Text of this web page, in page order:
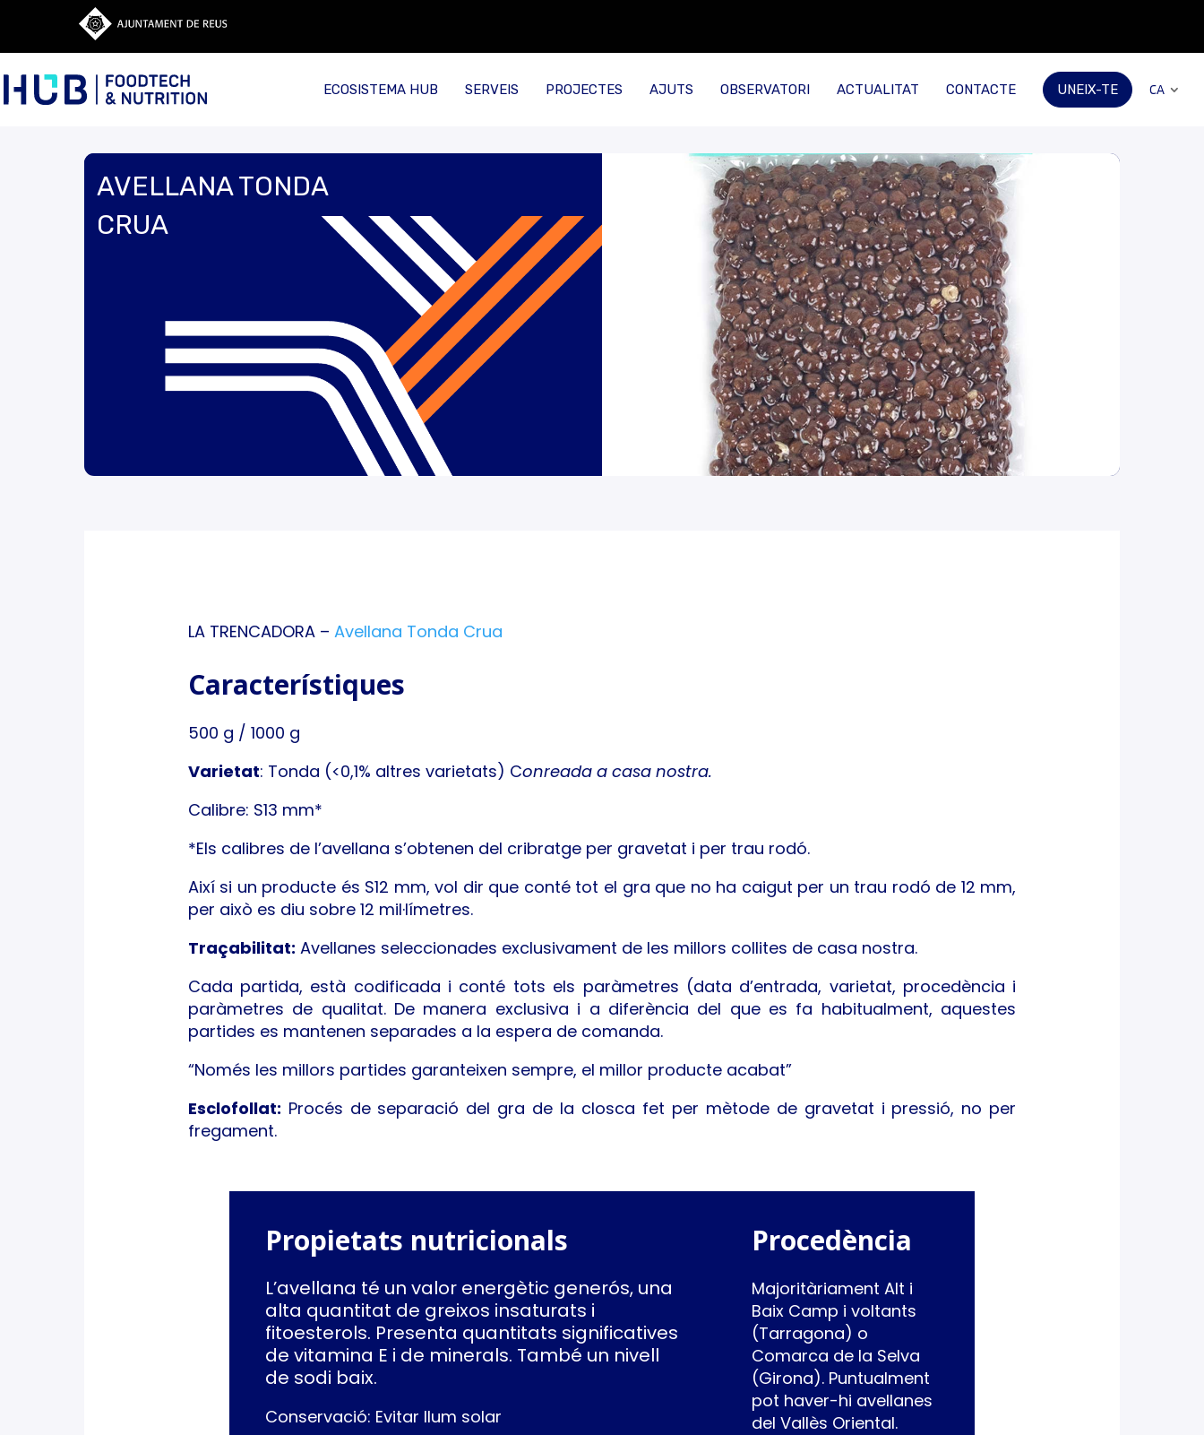
ECOSISTEMA HUB SERVEIS PROJECTES AJUTS OBSERVATORI ACTUALITAT CONTACTE UNEIX-TE CA
AVELLANA TONDA
CRUA
LA TRENCADORA – Avellana Tonda Crua
Característiques
500 g / 1000 g
Varietat: Tonda (<0,1% altres varietats) Conreada a casa nostra.
Calibre: S13 mm*
*Els calibres de l’avellana s’obtenen del cribratge per gravetat i per trau rodó.
Així si un producte és S12 mm, vol dir que conté tot el gra que no ha caigut per un trau rodó de 12 mm,
per això es diu sobre 12 mil·límetres.
Traçabilitat: Avellanes seleccionades exclusivament de les millors collites de casa nostra.
Cada partida, està codificada i conté tots els paràmetres (data d’entrada, varietat, procedència i
paràmetres de qualitat. De manera exclusiva i a diferència del que es fa habitualment, aquestes
partides es mantenen separades a la espera de comanda.
“Només les millors partides garanteixen sempre, el millor producte acabat”
Esclofollat: Procés de separació del gra de la closca fet per mètode de gravetat i pressió, no per
fregament.
Propietats nutricionals
L’avellana té un valor energètic generós, una
alta quantitat de greixos insaturats i
fitoesterols. Presenta quantitats significatives
de vitamina E i de minerals. També un nivell
de sodi baix.
Conservació: Evitar llum solar
Procedència
Majoritàriament Alt i
Baix Camp i voltants
(Tarragona) o
Comarca de la Selva
(Girona). Puntualment
pot haver-hi avellanes
del Vallès Oriental.